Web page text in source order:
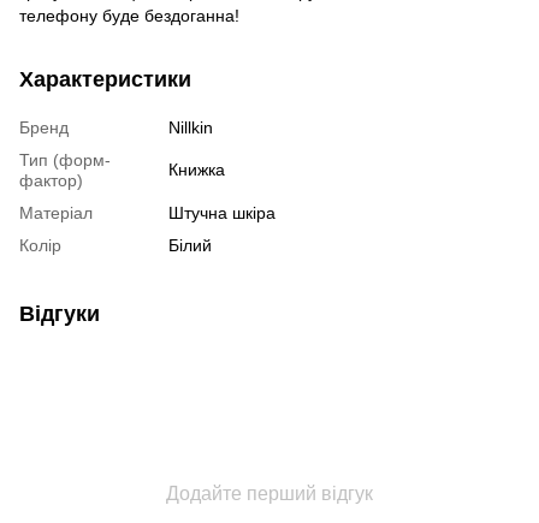
телефону буде бездоганна!
Характеристики
Бренд
Nillkin
Тип (форм-
фактор)
Книжка
Матеріал
Штучна шкіра
Колір
Білий
Відгуки
Додайте перший відгук